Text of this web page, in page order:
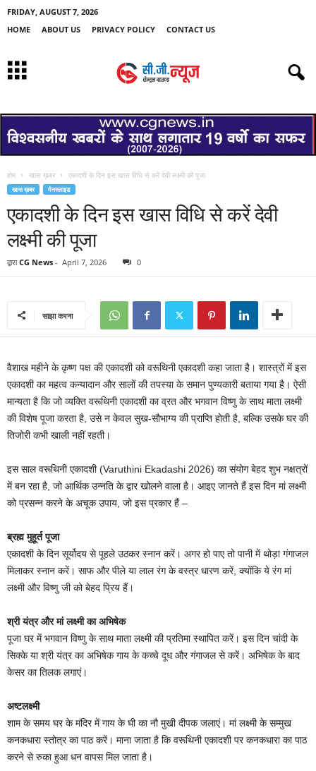
FRIDAY, AUGUST 7, 2026
HOME
ABOUT US PRIVACY POLICY CONTACT US
होम खास ख़बर एकादशी के दिन इस खास विधि से करें देवी लक्ष्मी की पूजा
खास ख़बर मेनस्लाइड
एकादशी के दिन इस खास विधि से करें देवी
लक्ष्मी की पूजा
द्वारा CG News - April 7, 2026 0
साझा करना
वैशाख महीने के कृष्ण पक्ष की एकादशी को वरूथिनी एकादशी कहा जाता है। शास्त्रों में इस
एकादशी का महत्व कन्यादान और सालों की तपस्या के समान पुण्यकारी बताया गया है। ऐसी
मान्यता है कि जो व्यक्ति वरूथिनी एकादशी का व्रत और भगवान विष्णु के साथ माता लक्ष्मी
की विशेष पूजा करता है, उसे न केवल सुख-सौभाग्य की प्राप्ति होती है, बल्कि उसके घर की
तिजोरी कभी खाली नहीं रहती।
इस साल वरूथिनी एकादशी (Varuthini Ekadashi 2026) का संयोग बेहद शुभ नक्षत्रों
में बन रहा है, जो आर्थिक उन्नति के द्वार खोलने वाला है। आइए जानते हैं इस दिन मां लक्ष्मी
को प्रसन्न करने के अचूक उपाय, जो इस प्रकार हैं –
ब्रह्म मुहूर्त पूजा
एकादशी के दिन सूर्योदय से पूहले उठकर स्नान करें। अगर हो पाए तो पानी में थोड़ा गंगाजल
मिलाकर स्नान करें। साफ और पीले या लाल रंग के वस्त्र धारण करें, क्योंकि ये रंग मां
लक्ष्मी और विष्णु जी को बेहद प्रिय हैं।
श्री यंत्र और मां लक्ष्मी का अभिषेक
पूजा घर में भगवान विष्णु के साथ माता लक्ष्मी की प्रतिमा स्थापित करें। इस दिन चांदी के
सिक्के या श्री यंत्र का अभिषेक गाय के कच्चे दूध और गंगाजल से करें। अभिषेक के बाद
केसर का तिलक लगाएं।
अष्टलक्ष्मी
शाम के समय घर के मंदिर में गाय के घी का नौ मुखी दीपक जलाएं। मां लक्ष्मी के सम्मुख
कनकधारा स्तोत्र का पाठ करें। माना जाता है कि वरूथिनी एकादशी पर कनकधारा का पाठ
करने से रुका हुआ धन वापस मिल जाता है।